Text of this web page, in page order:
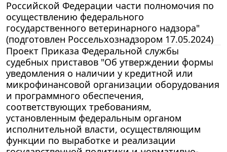
Российской Федерации части полномочия по
осуществлению федерального
государственного ветеринарного надзора"
(подготовлен Россельхознадзором 17.05.2024)
Проект Приказа Федеральной службы
судебных приставов "Об утверждении формы
уведомления о наличии у кредитной или
микрофинансовой организации оборудования
и программного обеспечения,
соответствующих требованиям,
установленным федеральным органом
исполнительной власти, осуществляющим
функции по выработке и реализации